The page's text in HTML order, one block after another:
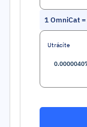
1 OmniCat =
Utrácíte